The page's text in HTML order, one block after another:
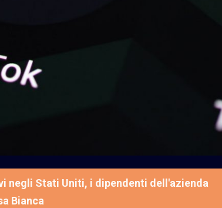
negli Stati Uniti, i dipendenti dell'azienda
Bianca